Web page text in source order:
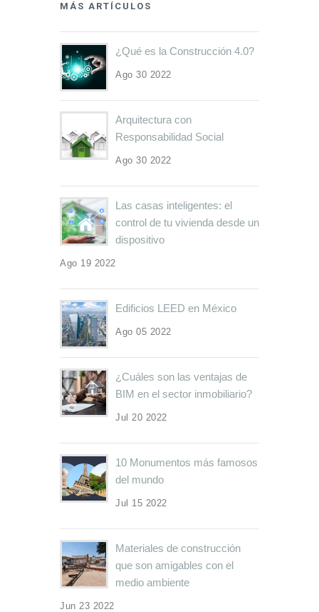
MÁS ARTÍCULOS
¿Qué es la Construcción 4.0?
Ago 30 2022
Arquitectura con
Responsabilidad Social
Ago 30 2022
Las casas inteligentes: el
control de tu vivienda desde un
dispositivo
Ago 19 2022
Edificios LEED en México
Ago 05 2022
¿Cuáles son las ventajas de
BIM en el sector inmobiliario?
Jul 20 2022
10 Monumentos más famosos
del mundo
Jul 15 2022
Materiales de construcción
que son amigables con el
medio ambiente
Jun 23 2022